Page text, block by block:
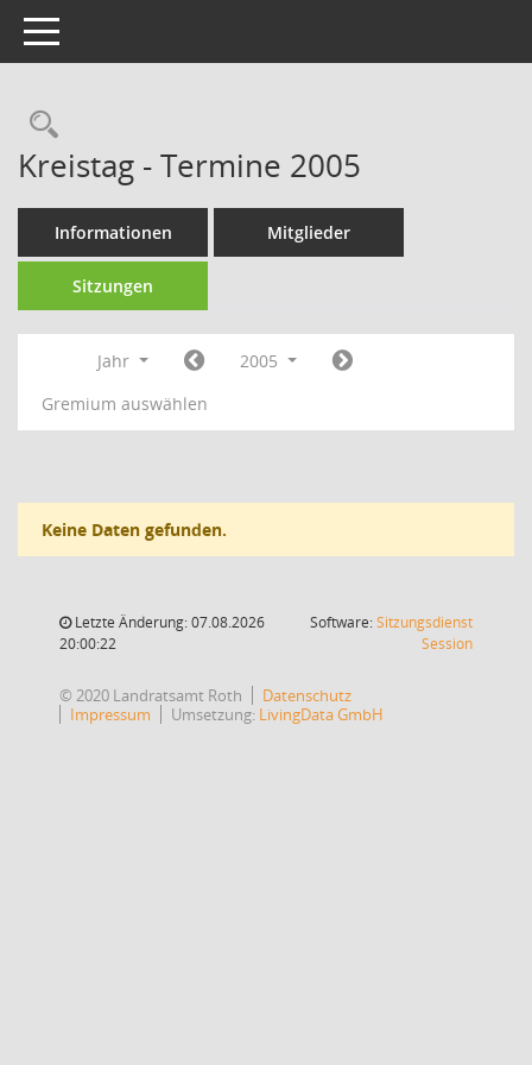
Toggle navigation
Rechercheauswahl
Kreistag - Termine 2005
Informationen Mitglieder
Sitzungen
Jahr
2005
Gremium auswählen
Keine Daten gefunden.
Letzte Änderung: 07.08.2026
20:00:22
Software:Sitzungsdienst
Session(Wird in
© 2020 Landratsamt Roth
Datenschutz
Impressum
Umsetzung: LivingData GmbH